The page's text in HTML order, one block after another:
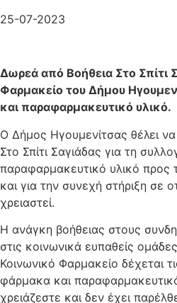
25-07-2023
Δωρεά από Βοήθεια Στο Σπίτι
Φαρμακείο του Δήμου
και παραφαρμακευτικό υλικό.
Ο Δήμος Ηγουμενίτσας θέλει
Στο Σπίτι Σαγιάδας για τη
παραφαρμακευτικό υλικό προς
και για την συνεχή στήριξη σε
χρειαστεί.
Η ανάγκη βοήθειας στους
στις κοινωνικά ευπαθείς
Κοινωνικό Φαρμακείο δέχεται
φάρμακα και
χρειάζεστε και δεν έχει